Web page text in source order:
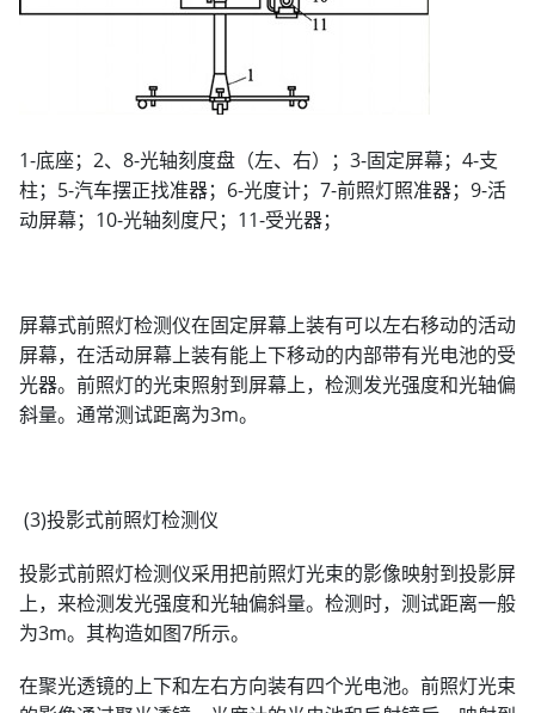
1-底座；2、8-光轴刻度盘（左、右）；3-固定屏幕；4-支
柱；5-汽车摆正找准器；6-光度计；7-前照灯照准器；9-活
动屏幕；10-光轴刻度尺；11-受光器；
屏幕式前照灯检测仪在固定屏幕上装有可以左右移动的活动
屏幕，在活动屏幕上装有能上下移动的内部带有光电池的受
光器。前照灯的光束照射到屏幕上，检测发光强度和光轴偏
斜量。通常测试距离为3m。
(3)投影式前照灯检测仪
投影式前照灯检测仪采用把前照灯光束的影像映射到投影屏
上，来检测发光强度和光轴偏斜量。检测时，测试距离一般
为3m。其构造如图7所示。
在聚光透镜的上下和左右方向装有四个光电池。前照灯光束